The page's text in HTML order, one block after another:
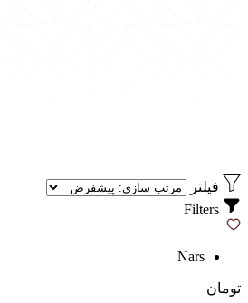
فیلتر
Nars
تومان